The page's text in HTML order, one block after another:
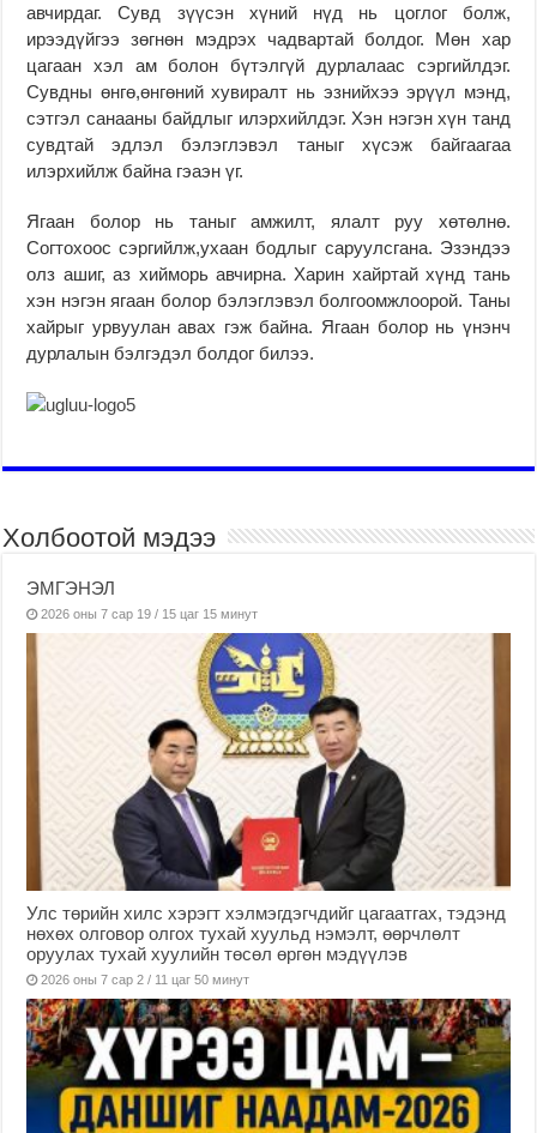
авчирдаг. Сувд зүүсэн хүний нүд нь цоглог болж,
ирээдүйгээ зөгнөн мэдрэх чадвартай болдог. Мөн хар
цагаан хэл ам болон бүтэлгүй дурлалаас сэргийлдэг.
Сувдны өнгө,өнгөний хувиралт нь эзнийхээ эрүүл мэнд,
сэтгэл санааны байдлыг илэрхийлдэг. Хэн нэгэн хүн танд
сувдтай эдлэл бэлэглэвэл таныг хүсэж байгаагаа
илэрхийлж байна гэаэн үг.
Ягаан болор нь таныг амжилт, ялалт руу хөтөлнө.
Согтохоос сэргийлж,ухаан бодлыг саруулсгана. Эзэндээ
олз ашиг, аз хийморь авчирна. Харин хайртай хүнд тань
хэн нэгэн ягаан болор бэлэглэвэл болгоомжлоорой. Таны
хайрыг урвуулан авах гэж байна. Ягаан болор нь үнэнч
дурлалын бэлгэдэл болдог билээ.
Холбоотой мэдээ
ЭМГЭНЭЛ
2026 оны 7 сар 19 / 15 цаг 15 минут
Улс төрийн хилс хэрэгт хэлмэгдэгчдийг цагаатгах, тэдэнд
нөхөх олговор олгох тухай хуульд нэмэлт, өөрчлөлт
оруулах тухай хуулийн төсөл өргөн мэдүүлэв
2026 оны 7 сар 2 / 11 цаг 50 минут